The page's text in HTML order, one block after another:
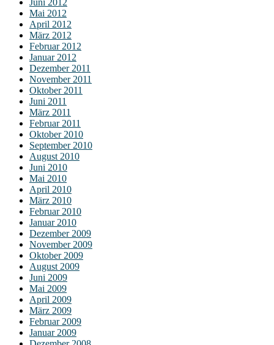
Juni 2012
Mai 2012
April 2012
März 2012
Februar 2012
Januar 2012
Dezember 2011
November 2011
Oktober 2011
Juni 2011
März 2011
Februar 2011
Oktober 2010
September 2010
August 2010
Juni 2010
Mai 2010
April 2010
März 2010
Februar 2010
Januar 2010
Dezember 2009
November 2009
Oktober 2009
August 2009
Juni 2009
Mai 2009
April 2009
März 2009
Februar 2009
Januar 2009